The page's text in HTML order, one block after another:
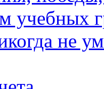
учебных
не